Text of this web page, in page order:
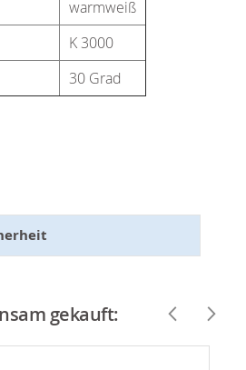
warmweiß
K 3000
30 Grad
gekauft: